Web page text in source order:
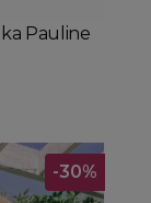
Pauline
-30%